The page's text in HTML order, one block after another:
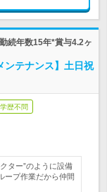
続年数15年*賞与4.2ヶ
ンテナンス】土日祝
学歴不問
ター”のように設備
ープ作業だから仲間